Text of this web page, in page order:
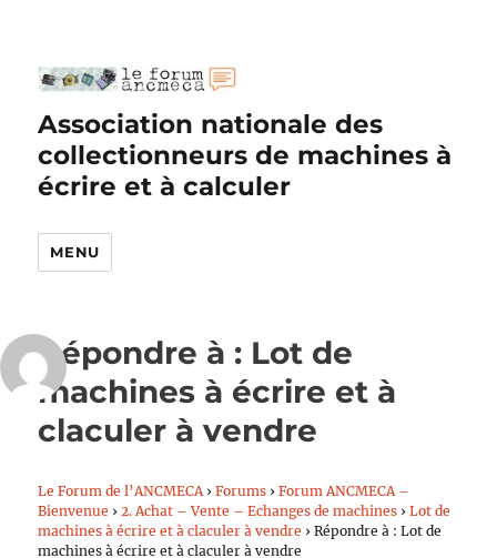
Association nationale des
collectionneurs de machines à
écrire et à calculer
MENU
Répondre à : Lot de
machines à écrire et à
claculer à vendre
Le Forum de l’ANCMECA › Forums › Forum ANCMECA –
Bienvenue › 2. Achat – Vente – Echanges de machines › Lot de
machines à écrire et à claculer à vendre › Répondre à : Lot de
machines à écrire et à claculer à vendre